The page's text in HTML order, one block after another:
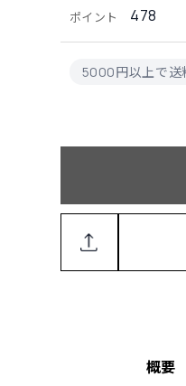
ポイント 478
5000円以上で送
概要